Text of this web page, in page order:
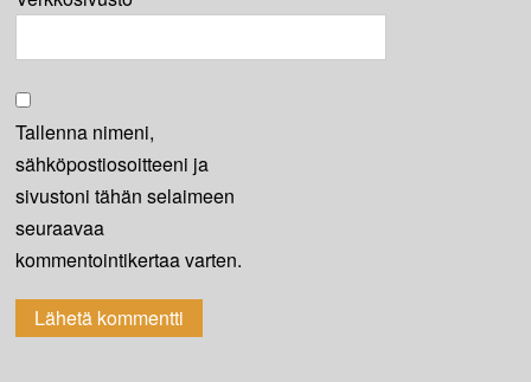
Tallenna nimeni,
sähköpostiosoitteeni ja
sivustoni tähän selaimeen
seuraavaa
kommentointikertaa varten.